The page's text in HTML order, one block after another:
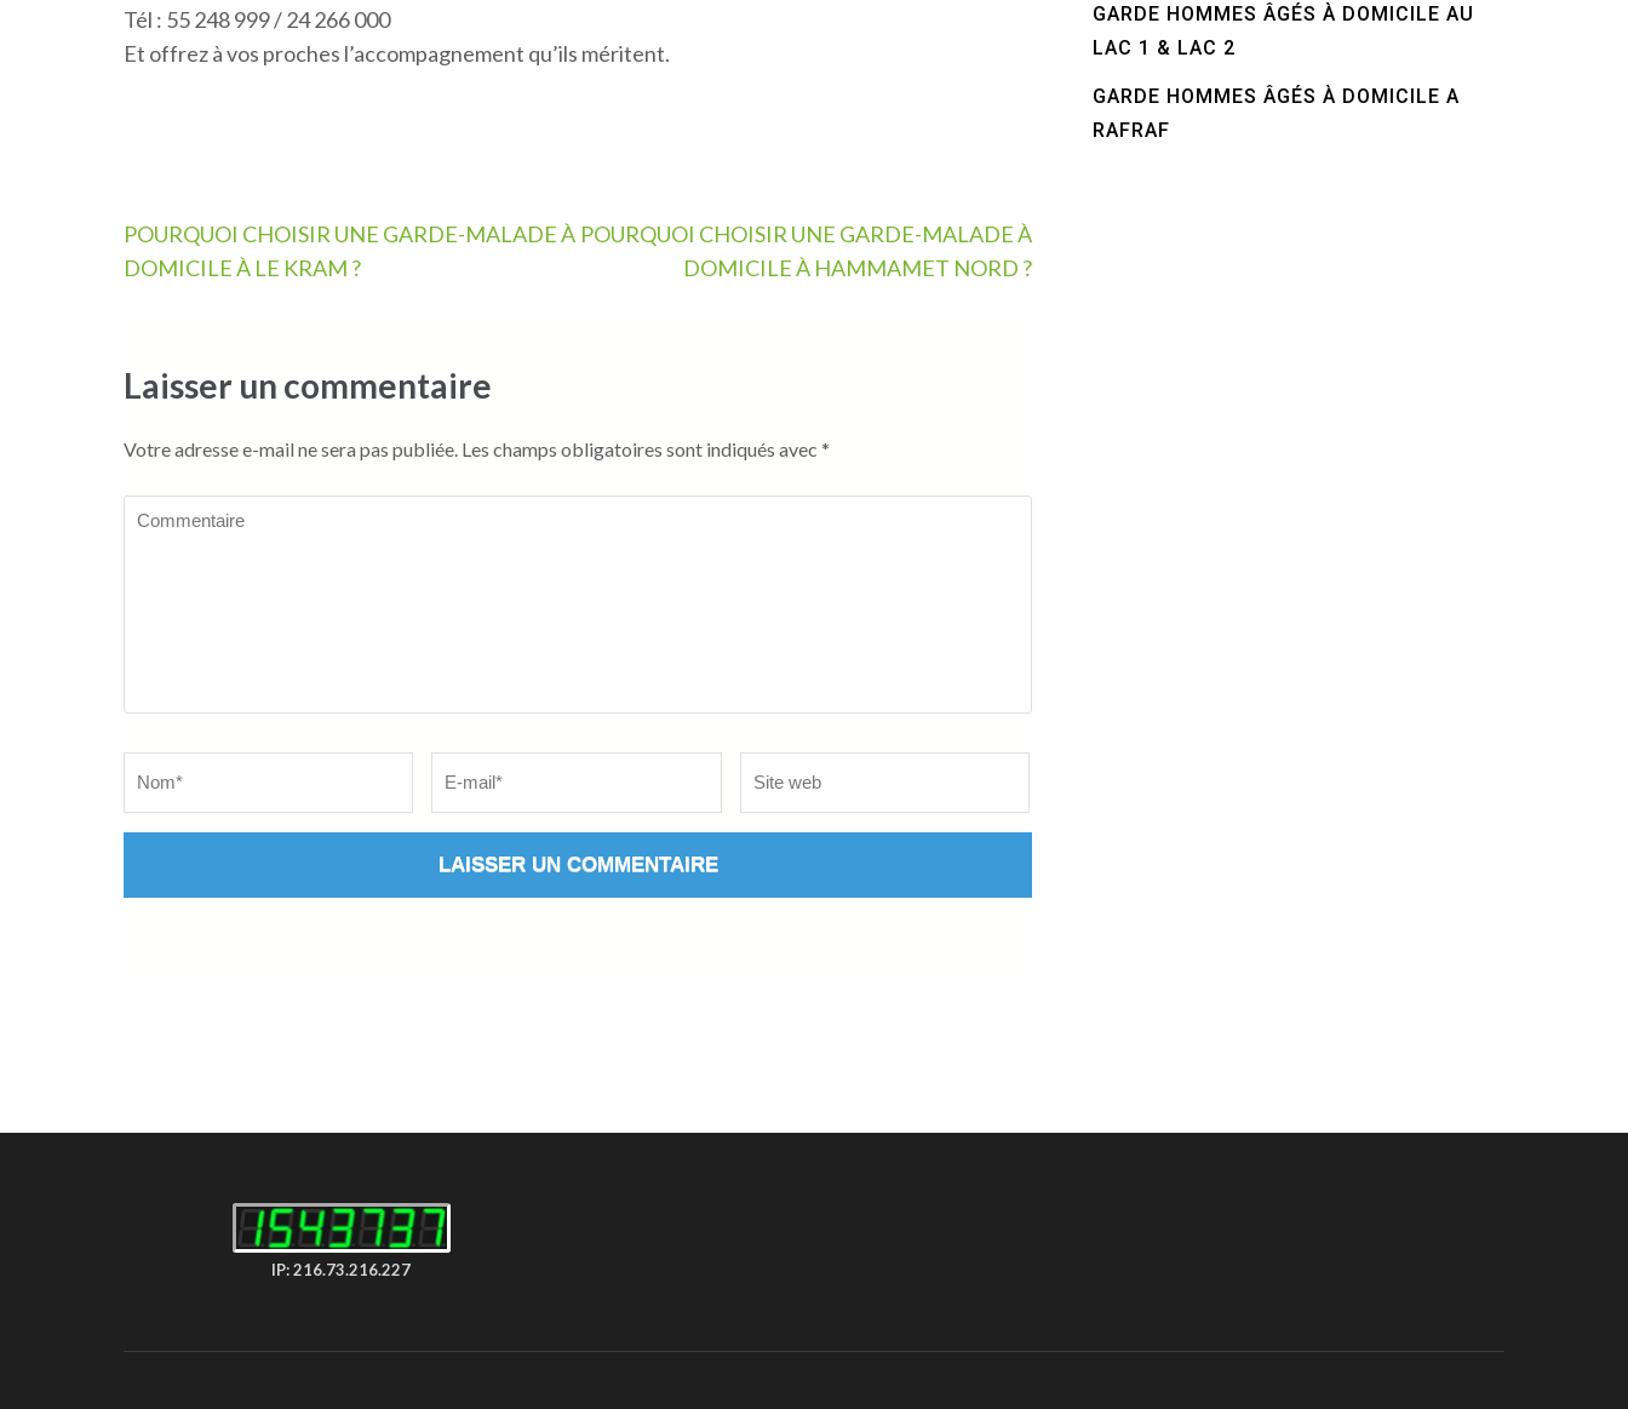
Tél : 55 248 999 / 24 266 000
Et offrez à vos proches l’accompagnement qu’ils méritent.
Navigation
de
POURQUOI CHOISIR UNE GARDE-MALADE À
DOMICILE À LE KRAM ?
POURQUOI CHOISIR UNE GARDE-MALADE À
DOMICILE À HAMMAMET NORD ?
Laisser un commentaire
Votre adresse e-mail ne sera pas publiée. Les champs obligatoires sont indiqués avec *
Commentaire
GARDE HOMMES ÂGÉS À DOMICILE AU
LAC 1 & LAC 2
GARDE HOMMES ÂGÉS À DOMICILE A
RAFRAF
IP: 216.73.216.227